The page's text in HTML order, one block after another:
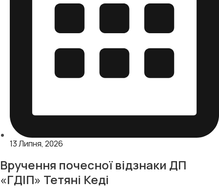
13 Липня, 2026
Вручення почесної відзнаки ДП
«ГДІП» Тетяні Кеді